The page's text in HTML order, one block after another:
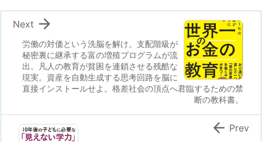
労働の対価という洗脳を解け。支配階級が
秘密裏に継承する富の増殖プログラムが流
出。凡人の教育が貧困を連鎖させる残酷な
現実。資産を自動生成する思考回路を脳に
直接インストールせよ。格差社会の頂点へ君臨するための禁
断の教科書。

Next
 Prev